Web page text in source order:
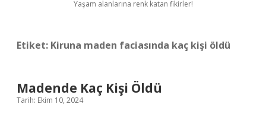
Yaşam alanlarına renk katan fikirler!
Etiket: Kiruna maden faciasında kaç kişi öldü
Madende Kaç Kişi Öldü
Tarih: Ekim 10, 2024